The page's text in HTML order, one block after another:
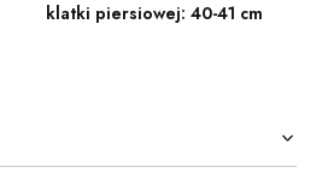
klatki piersiowej: 40-41 cm